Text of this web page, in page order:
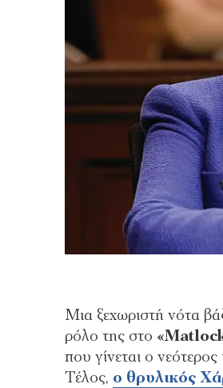
Μια ξεχωριστή νότα
ρόλο της στο
που γίνεται ο
Τέλος, ο θρυλικός